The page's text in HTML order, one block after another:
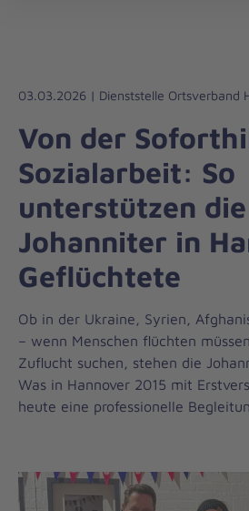
Liebe
Leben
03.03.2026 | Dienststelle Ortsverband
Von der
Sozialarbeit: So
unterstützen die
Johanniter in
Geflüchtete
Ob in der Ukraine, Syrien,
– wenn Menschen flüchten
Zuflucht suchen, stehen die
Was in Hannover 2015 mit
heute eine professionelle